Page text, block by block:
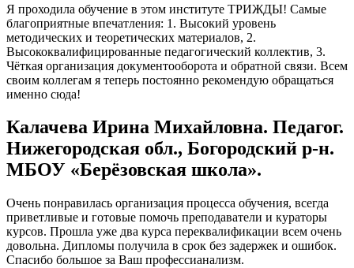
Я проходила обучение в этом институте ТРИЖДЫ! Самые
благоприятные впечатления: 1. Высокий уровень
методических и теоретических материалов, 2.
Высококвалифицированные педагогический коллектив, 3.
Чёткая организация документооборота и обратной связи. Всем
своим коллегам я теперь постоянно рекомендую обращаться
именно сюда!
Калачева Ирина Михайловна. Педагог.
Нижегородская обл., Богородский р-н.
МБОУ «Берёзовская школа».
Очень понравилась организация процесса обучения, всегда
приветливые и готовые помочь преподаватели и кураторы
курсов. Прошла уже два курса переквалификации всем очень
довольна. Дипломы получила в срок без задержек и ошибок.
Спасибо большое за Ваш профессианализм.